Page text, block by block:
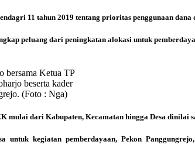
11 tahun 2019 tentang prioritas penggunaan
peluang dari peningkatan alokasi untuk
bersama Ketua TP
beserta kader
(Foto : Nga)
mulai dari Kabupaten, Kecamatan hingga Desa
untuk kegiatan pemberdayaan, Pekon